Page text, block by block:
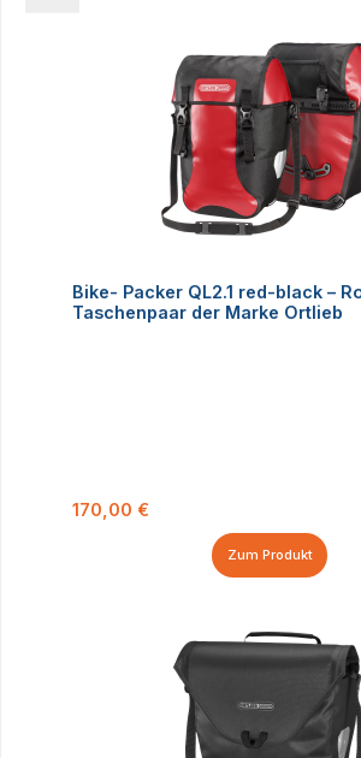
Bike- Packer QL2.1 red-black –
Taschenpaar der Marke Ortlieb
Regulärer Preis:
170,00 €
Zum Produkt